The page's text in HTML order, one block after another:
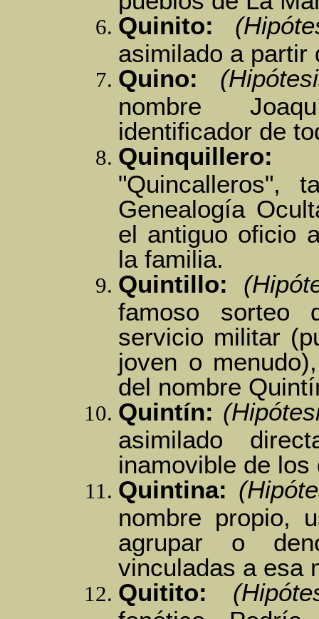
Quinito:
asimilado a partir
Quino:
nombre
identificador de
Quinquillero:
"Quincalleros",
Genealogía
el antiguo oficio
la familia.
Quintillo:
famoso sorteo
servicio militar
joven o
del nombre
Quintín:
asimilado
inamovible de los
Quintina:
nombre propio,
agrupar o
vinculadas a esa
Quitito: